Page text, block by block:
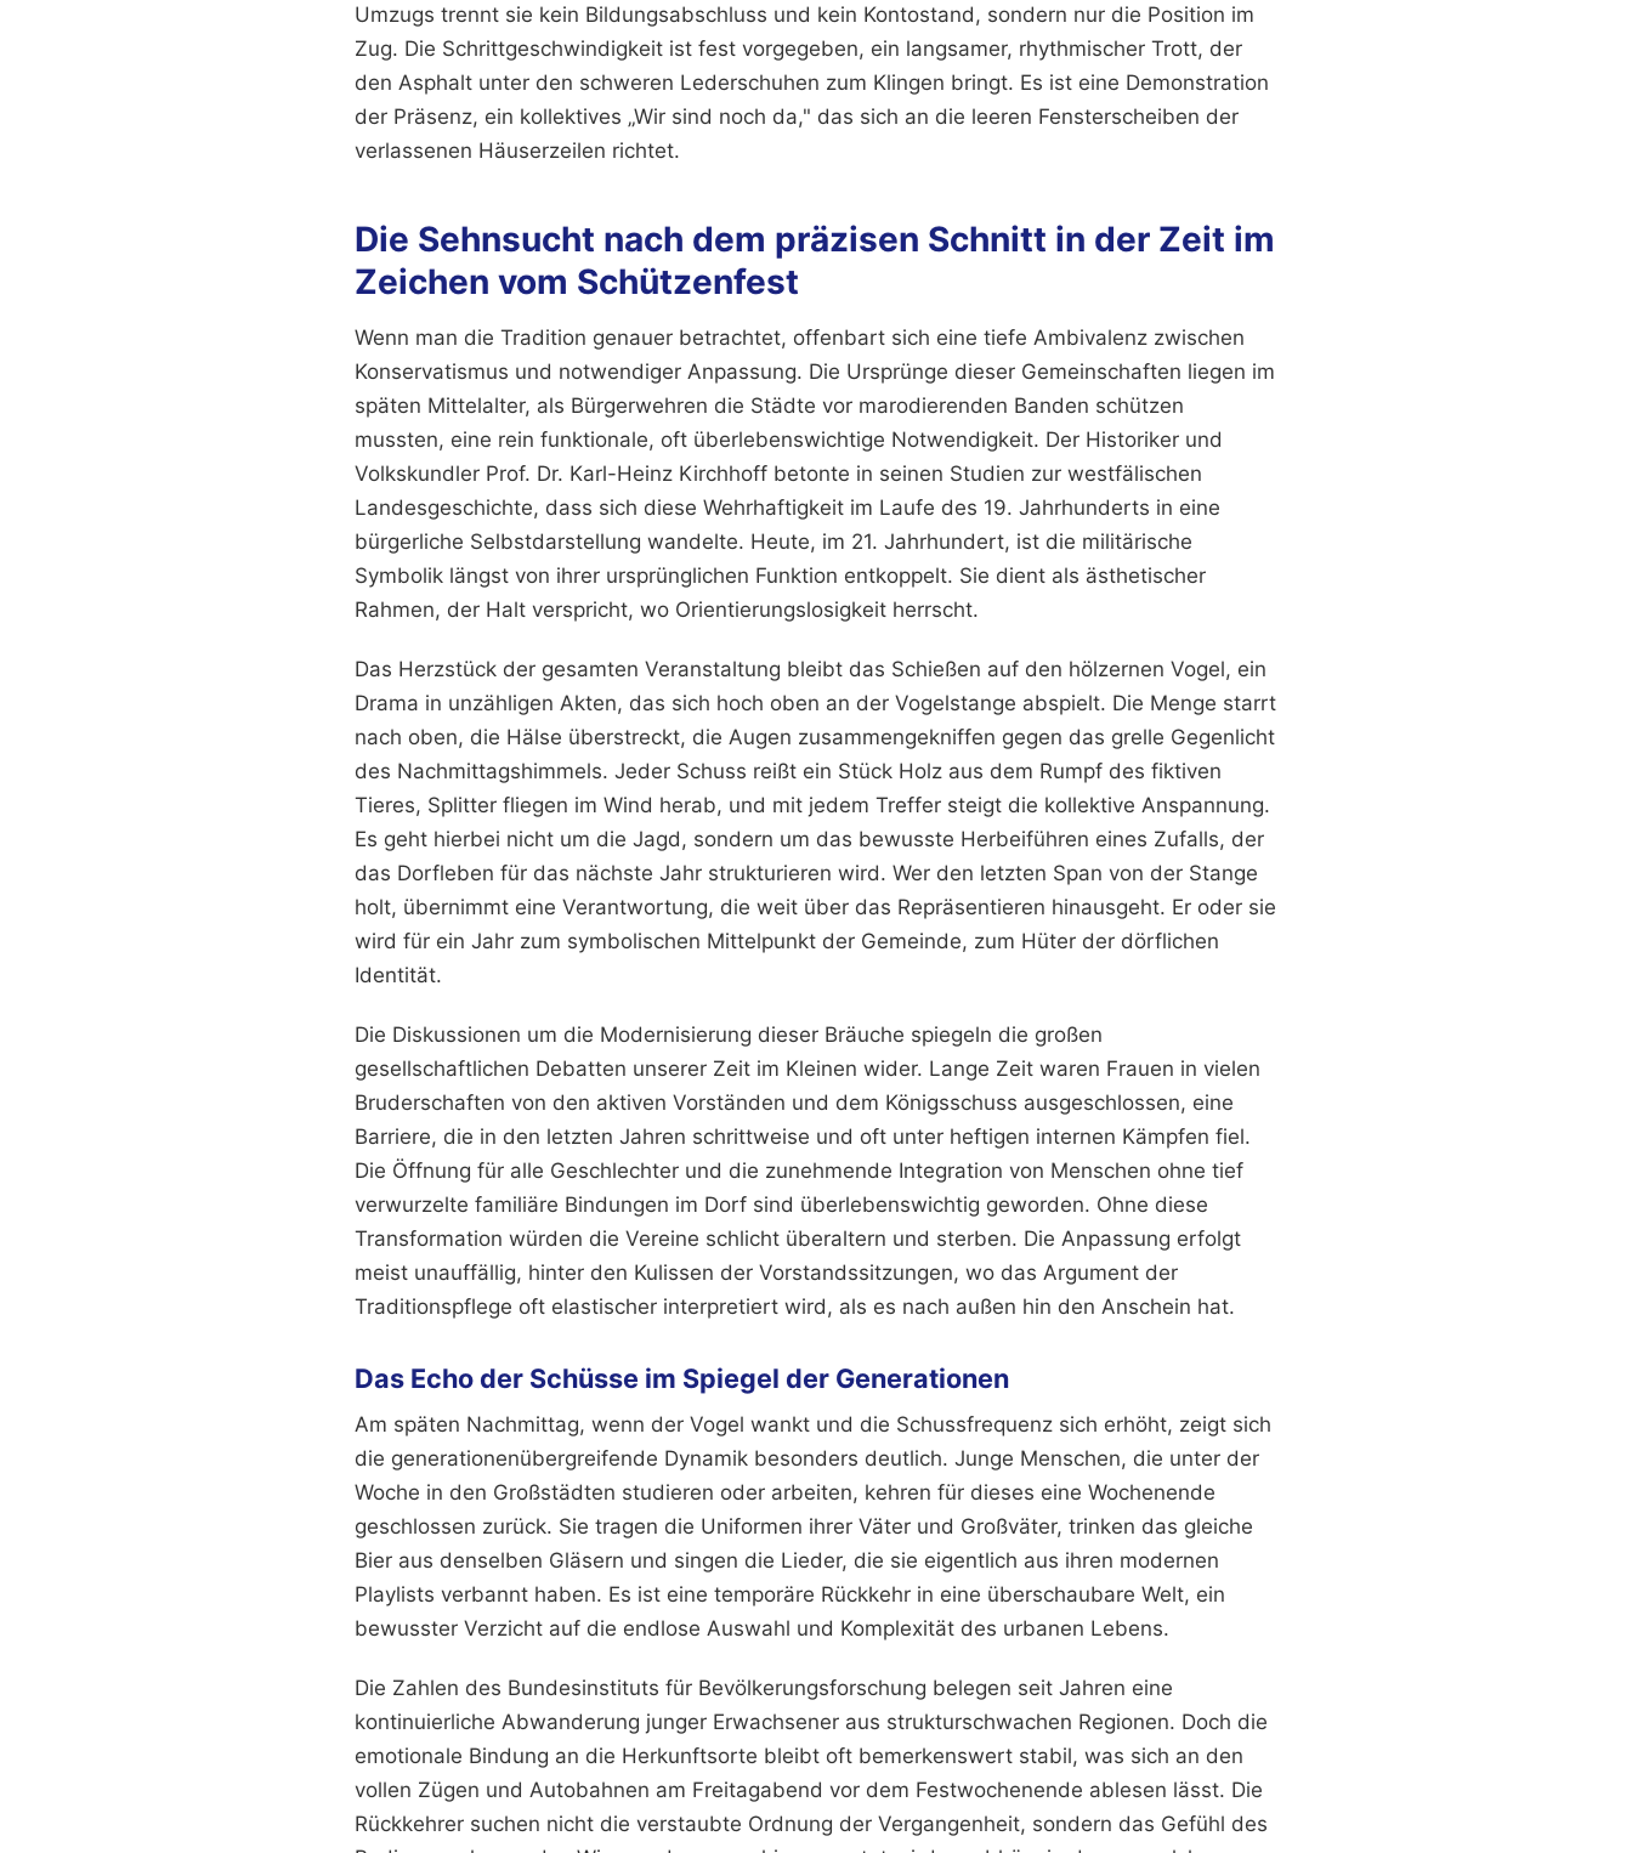
Umzugs trennt sie kein Bildungsabschluss und kein Kontostand, sondern nur die Position im
Zug. Die Schrittgeschwindigkeit ist fest vorgegeben, ein langsamer, rhythmischer Trott, der
den Asphalt unter den schweren Lederschuhen zum Klingen bringt. Es ist eine Demonstration
der Präsenz, ein kollektives „Wir sind noch da," das sich an die leeren Fensterscheiben der
verlassenen Häuserzeilen richtet.
Die Sehnsucht nach dem präzisen Schnitt in der Zeit im
Zeichen vom Schützenfest
Wenn man die Tradition genauer betrachtet, offenbart sich eine tiefe Ambivalenz zwischen
Konservatismus und notwendiger Anpassung. Die Ursprünge dieser Gemeinschaften liegen im
späten Mittelalter, als Bürgerwehren die Städte vor marodierenden Banden schützen
mussten, eine rein funktionale, oft überlebenswichtige Notwendigkeit. Der Historiker und
Volkskundler Prof. Dr. Karl-Heinz Kirchhoff betonte in seinen Studien zur westfälischen
Landesgeschichte, dass sich diese Wehrhaftigkeit im Laufe des 19. Jahrhunderts in eine
bürgerliche Selbstdarstellung wandelte. Heute, im 21. Jahrhundert, ist die militärische
Symbolik längst von ihrer ursprünglichen Funktion entkoppelt. Sie dient als ästhetischer
Rahmen, der Halt verspricht, wo Orientierungslosigkeit herrscht.
Das Herzstück der gesamten Veranstaltung bleibt das Schießen auf den hölzernen Vogel, ein
Drama in unzähligen Akten, das sich hoch oben an der Vogelstange abspielt. Die Menge starrt
nach oben, die Hälse überstreckt, die Augen zusammengekniffen gegen das grelle Gegenlicht
des Nachmittagshimmels. Jeder Schuss reißt ein Stück Holz aus dem Rumpf des fiktiven
Tieres, Splitter fliegen im Wind herab, und mit jedem Treffer steigt die kollektive Anspannung.
Es geht hierbei nicht um die Jagd, sondern um das bewusste Herbeiführen eines Zufalls, der
das Dorfleben für das nächste Jahr strukturieren wird. Wer den letzten Span von der Stange
holt, übernimmt eine Verantwortung, die weit über das Repräsentieren hinausgeht. Er oder sie
wird für ein Jahr zum symbolischen Mittelpunkt der Gemeinde, zum Hüter der dörflichen
Identität.
Die Diskussionen um die Modernisierung dieser Bräuche spiegeln die großen
gesellschaftlichen Debatten unserer Zeit im Kleinen wider. Lange Zeit waren Frauen in vielen
Bruderschaften von den aktiven Vorständen und dem Königsschuss ausgeschlossen, eine
Barriere, die in den letzten Jahren schrittweise und oft unter heftigen internen Kämpfen fiel.
Die Öffnung für alle Geschlechter und die zunehmende Integration von Menschen ohne tief
verwurzelte familiäre Bindungen im Dorf sind überlebenswichtig geworden. Ohne diese
Transformation würden die Vereine schlicht überaltern und sterben. Die Anpassung erfolgt
meist unauffällig, hinter den Kulissen der Vorstandssitzungen, wo das Argument der
Traditionspflege oft elastischer interpretiert wird, als es nach außen hin den Anschein hat.
Das Echo der Schüsse im Spiegel der Generationen
Am späten Nachmittag, wenn der Vogel wankt und die Schussfrequenz sich erhöht, zeigt sich
die generationenübergreifende Dynamik besonders deutlich. Junge Menschen, die unter der
Woche in den Großstädten studieren oder arbeiten, kehren für dieses eine Wochenende
geschlossen zurück. Sie tragen die Uniformen ihrer Väter und Großväter, trinken das gleiche
Bier aus denselben Gläsern und singen die Lieder, die sie eigentlich aus ihren modernen
Playlists verbannt haben. Es ist eine temporäre Rückkehr in eine überschaubare Welt, ein
bewusster Verzicht auf die endlose Auswahl und Komplexität des urbanen Lebens.
Die Zahlen des Bundesinstituts für Bevölkerungsforschung belegen seit Jahren eine
kontinuierliche Abwanderung junger Erwachsener aus strukturschwachen Regionen. Doch die
emotionale Bindung an die Herkunftsorte bleibt oft bemerkenswert stabil, was sich an den
vollen Zügen und Autobahnen am Freitagabend vor dem Festwochenende ablesen lässt. Die
Rückkehrer suchen nicht die verstaubte Ordnung der Vergangenheit, sondern das Gefühl des